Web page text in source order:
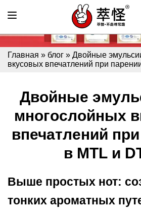
Главная » блог » Двойные
вкусовых впечатлений при
Двойные
многослойных
впечатлений
в MTL и
Выше простых нот:
тонких ароматных